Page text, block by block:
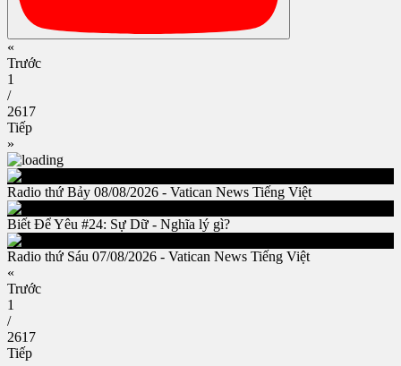
«
Trước
1
/
2617
Tiếp
»
Radio thứ Bảy 08/08/2026 - Vatican News Tiếng Việt
Biết Để Yêu #24: Sự Dữ - Nghĩa lý gì?
Radio thứ Sáu 07/08/2026 - Vatican News Tiếng Việt
«
Trước
1
/
2617
Tiếp